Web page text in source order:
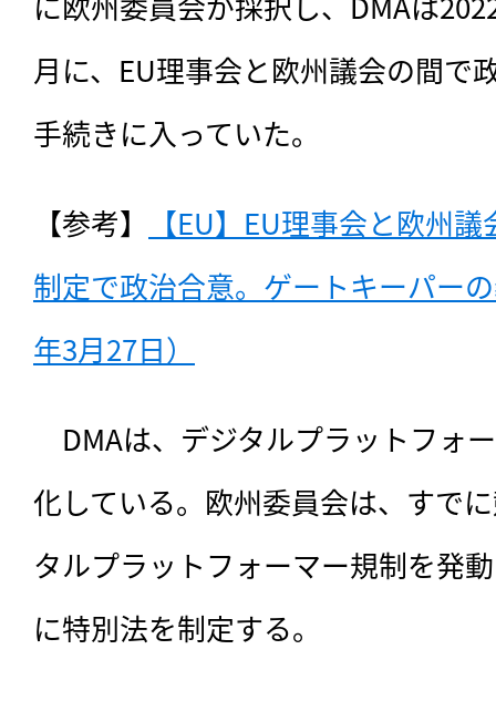
月に、EU理事会と欧州議会の間で
手続きに入っていた。
【参考】
【EU】EU理事会と欧州
制定で政治合意。ゲートキーパー
年3月27日）
DMAは、 デジタルプラットフォ
化している。欧州委員会は、すで
タルプラットフォーマー規制を発
に特別法を制定する。